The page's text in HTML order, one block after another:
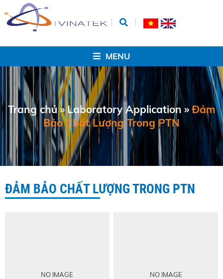
MENU
Trang chủ » Laboratory Application » Đảm
Bảo Chất Lượng Trong PTN
ĐẢM BẢO CHẤT LƯỢNG TRONG PTN
NO IMAGE NO IMAGE